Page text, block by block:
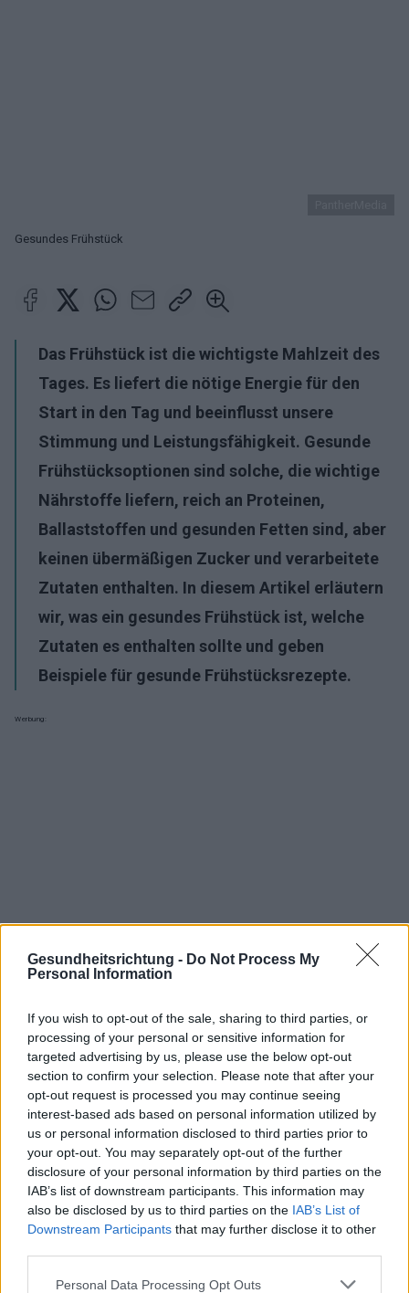
Gesundheitsrichtung - Do Not Process My
Personal Information
If you wish to opt-out of the sale, sharing to third parties, or
processing of your personal or sensitive information for
targeted advertising by us, please use the below opt-out
section to confirm your selection. Please note that after your
opt-out request is processed you may continue seeing
interest-based ads based on personal information utilized by
us or personal information disclosed to third parties prior to
your opt-out. You may separately opt-out of the further
disclosure of your personal information by third parties on the
IAB’s list of downstream participants. This information may
also be disclosed by us to third parties on the IAB’s List of
Downstream Participants that may further disclose it to other
Please note that this website/app uses one or more Google
Personal Data Processing Opt Outs
Gesundes Frühstück
Das Frühstück ist die wichtigste Mahlzeit des
Tages. Es liefert die nötige Energie für den
Start in den Tag und beeinflusst unsere
Stimmung und Leistungsfähigkeit. Gesunde
Frühstücksoptionen sind solche, die wichtige
Nährstoffe liefern, reich an Proteinen,
Ballaststoffen und gesunden Fetten sind, aber
keinen übermäßigen Zucker und verarbeitete
Zutaten enthalten. In diesem Artikel erläutern
wir, was ein gesundes Frühstück ist, welche
Zutaten es enthalten sollte und geben
Beispiele für gesunde Frühstücksrezepte.
Werbung:
Interessant? Teilen sie es auf Facebook!
Möchten Sie auf dem Laufenden bleiben?
Folgen Sie uns auf
Google
News
ZUGEHÖRIG
Themen Cocktails Diät Eier Ernährung Faser
Frühstücksoptionen Gesunde essgewohnheiten